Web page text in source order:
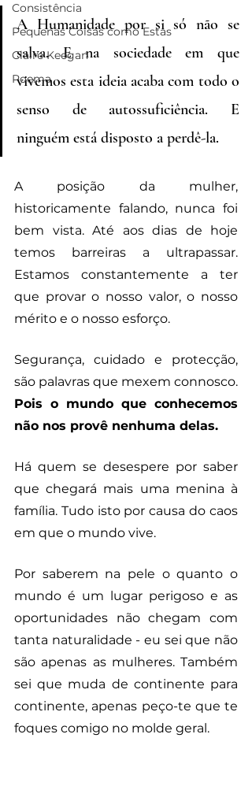
Consistência
Pequenas Coisas como Estas
Claire Keegan
Poema
A Humanidade por si só não se
salva. E na sociedade em que
vivemos esta ideia acaba com todo o
senso de autossuficiência. E
ninguém está disposto a perdê-la.
A posição da mulher,
historicamente falando, nunca foi
bem vista. Até aos dias de hoje
temos barreiras a ultrapassar.
Estamos constantemente a ter
que provar o nosso valor, o nosso
mérito e o nosso esforço.
Segurança, cuidado e protecção,
Pois o mundo que conhecemos
não nos provê nenhuma delas.
Há quem se desespere por saber
que chegará mais uma menina à
família. Tudo isto por causa do caos
em que o mundo vive.
Por saberem na pele o quanto o
mundo é um lugar perigoso e as
oportunidades não chegam com
tanta naturalidade - eu sei que não
são apenas as mulheres. Também
sei que muda de continente para
continente, apenas peço-te que te
foques comigo no molde geral.